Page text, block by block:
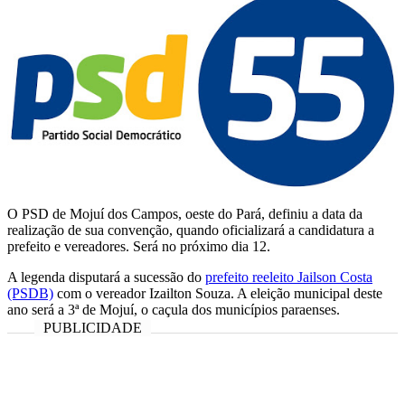
O PSD de Mojuí dos Campos, oeste do Pará, definiu a data da
realização de sua convenção, quando oficializará a candidatura a
prefeito e vereadores. Será no próximo dia 12.
A legenda disputará a sucessão do prefeito reeleito Jailson Costa
(PSDB) com o vereador Izailton Souza. A eleição municipal deste
ano será a 3ª de Mojuí, o caçula dos municípios paraenses.